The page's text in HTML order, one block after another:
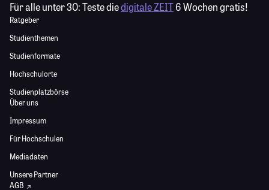
Für alle unter 30:Teste diedigitale ZEIT6 Wochen gratis!
Ratgeber
Studienthemen
Studienformate
Hochschulorte
Studienplatzbörse
Über uns
Impressum
Für Hochschulen
Mediadaten
Unsere Partner
AGB